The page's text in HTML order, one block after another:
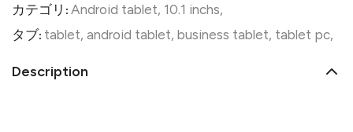
カテゴリ: Android tablet, 10.1 inchs,
タブ: tablet, android tablet, business tablet, tablet pc,
Description